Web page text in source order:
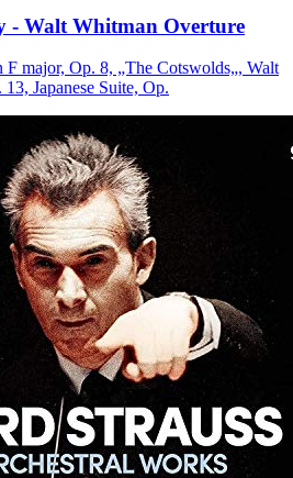
- Walt Whitman Overture
major, Op. 8, „The Cotswolds„, Walt
Japanese Suite, Op.